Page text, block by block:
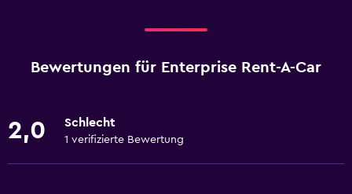
Bewertungen für Enterprise Rent-A-Car
2,0 Schlecht
1 verifizierte Bewertung